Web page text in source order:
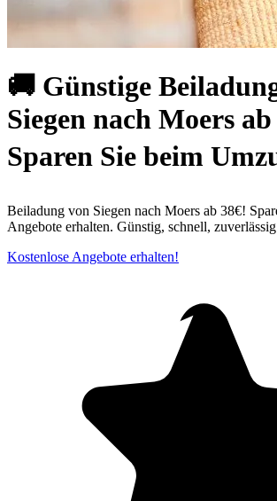
🚚 Günstige
Siegen nach Moers
Sparen Sie beim
Beiladung von Siegen nach Moers ab 38€!
Angebote erhalten. Günstig, schnell,
Kostenlose Angebote erhalten!